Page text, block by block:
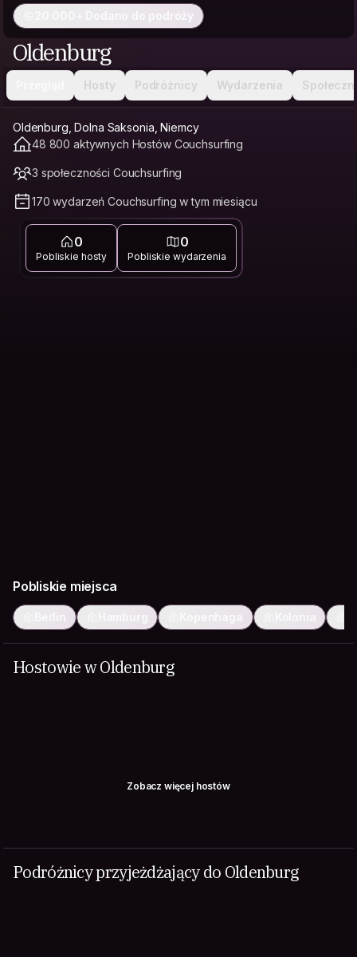
20 000+ Dodano do podróży
Oldenburg
Hosty Podróżnicy Wydarzenia
Oldenburg, Dolna Saksonia, Niemcy
48 800 aktywnych Hostów Couchsurfing
3 społeczności Couchsurfing
170 wydarzeń Couchsurfing w tym miesiącu
0
Pobliskie hosty
0
Pobliskie wydarzenia
Pobliskie miejsca
Berlin Hamburg Kopenhaga Kolonia
Hostowie w Oldenburg
Zobacz więcej hostów
Podróżnicy przyjeżdżający do Oldenburg